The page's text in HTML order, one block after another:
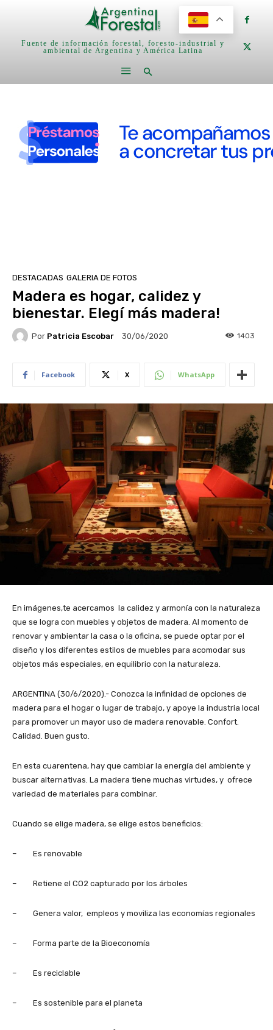
Fuente de información forestal, foresto-industrial y
ambiental de Argentina y América Latina
DESTACADAS GALERIA DE FOTOS
Madera es hogar, calidez y
bienestar. Elegí más madera!
Por Patricia Escobar 30/06/2020 1403
Facebook X WhatsApp
En imágenes,te acercamos la calidez y armonía con la naturaleza
que se logra con muebles y objetos de madera. Al momento de
renovar y ambientar la casa o la oficina, se puede optar por el
diseño y los diferentes estilos de muebles para acomodar sus
objetos más especiales, en equilibrio con la naturaleza.
ARGENTINA (30/6/2020).- Conozca la infinidad de opciones de
madera para el hogar o lugar de trabajo, y apoye la industria local
para promover un mayor uso de madera renovable. Confort.
Calidad. Buen gusto.
En esta cuarentena, hay que cambiar la energía del ambiente y
buscar alternativas. La madera tiene muchas virtudes, y ofrece
variedad de materiales para combinar.
Cuando se elige madera, se elige estos beneficios:
– Es renovable
– Retiene el CO2 capturado por los árboles
– Genera valor, empleos y moviliza las economías regionales
– Forma parte de la Bioeconomía
– Es reciclable
– Es sostenible para el planeta